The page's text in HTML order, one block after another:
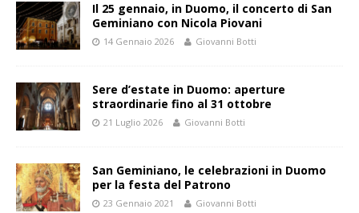
Il 25 gennaio, in Duomo, il concerto di San
Geminiano con Nicola Piovani
14 Gennaio 2026 Giovanni Botti
Sere d’estate in Duomo: aperture
straordinarie fino al 31 ottobre
21 Luglio 2026 Giovanni Botti
San Geminiano, le celebrazioni in Duomo
per la festa del Patrono
23 Gennaio 2021 Giovanni Botti